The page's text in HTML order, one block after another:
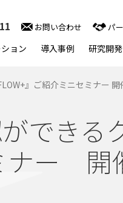
ョン 導入事例 研究開発
お問い合わせ パ
』ご紹介ミニセミナー
できる
ナー 開